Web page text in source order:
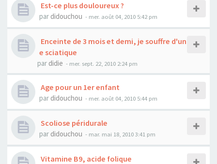
Est-ce plus douloureux ?
par didouchou - mer. août 04, 2010 5:42 pm
Enceinte de 3 mois et demi, je souffre d'un
e sciatique
par didie - mer. sept. 22, 2010 2:24 pm
Age pour un 1er enfant
par didouchou - mer. août 04, 2010 5:44 pm
Scoliose péridurale
par didouchou - mar. mai 18, 2010 3:41 pm
Vitamine B9, acide folique